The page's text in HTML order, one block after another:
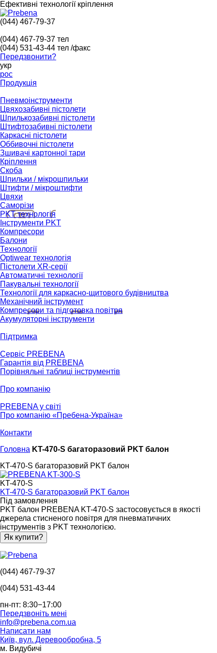
Ефективні технології кріплення
(044) 467-79-37
(044) 467-79-37 тел
(044) 531-43-44 тел /факс
Передзвонити?
укр
рос
Продукція
Пневмоінструменти
Цвяхозабивні пістолети
Шпилькозабивні пістолети
Штифтозабивні пістолети
Каркасні пістолети
Оббивочні пістолети
Зшивачі картонної тари
Кріплення
Скоба
Шпильки / мікрошпильки
Штифти / мікроштифти
Цвяхи
Саморізи
PKT технологія
Інструменти PKT
Компресори
Балони
Технології
Optiwear технологія
Пістолети XR-серії
Автоматичні технології
Пакувальні технології
Технології для каркасно-щитового будівництва
Механічний інструмент
Компресори та підготовка повітря
Акумуляторні інструменти
Підтримка
Сервіс PREBENA
Гарантія від PREBENA
Порівняльні таблиці інструментів
Про компанію
PREBENA у світі
Про компанію «Пребена-Україна»
Контакти
Головна KT-470-S багаторазовий PKT балон
KT-470-S багаторазовий PKT балон
KT-470-S
KT-470-S багаторазовий PKT балон
Під замовлення
PKT балон PREBENA KT-470-S застосовується в якості
джерела стисненого повітря для пневматичних
інструментів з PKT технологією.
Як купити?
(044) 467-79-37
(044) 531-43-44
пн-пт: 8:30−17:00
Передзвоніть мені
info@prebena.com.ua
Написати нам
Київ, вул. Деревообробна, 5
м. Видубичі